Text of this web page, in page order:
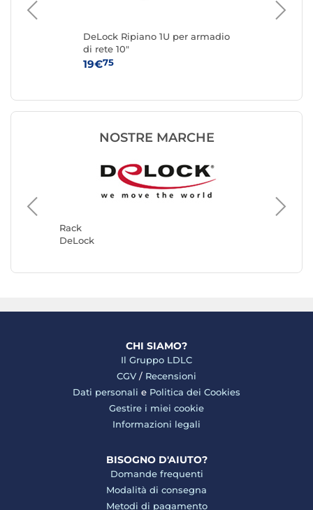
DeLock Ripiano 1U per armadio
di rete 10"
19€75
NOSTRE MARCHE
Rack
DeLock
CHI SIAMO?
Il Gruppo LDLC
CGV / Recensioni
Dati personali e Politica dei Cookies
Gestire i miei cookie
Informazioni legali
BISOGNO D'AIUTO?
Domande frequenti
Modalità di consegna
Metodi di pagamento